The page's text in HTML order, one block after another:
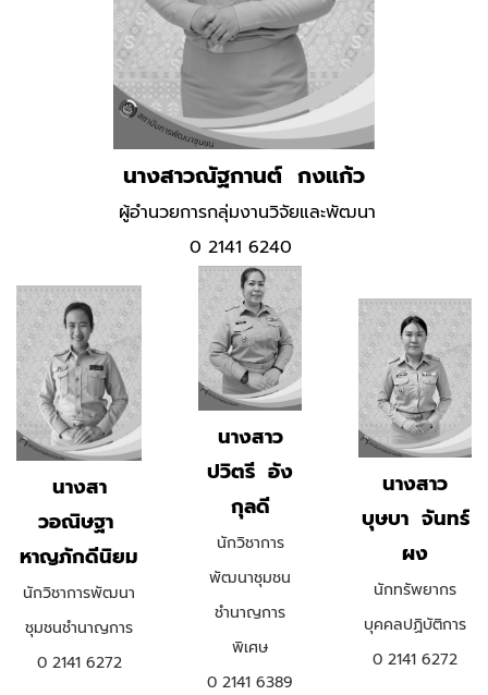
นางสาวณัฐกานต์ กงแก้ว
ผู้อำนวยการกลุ่มงานวิจัยและพัฒนา
0 2141 6240
นางสา
วอณิษฐา
หาญภักดีนิยม
นักวิชาการพัฒนา
ชุมชนชำนาญการ
0 2141 6272
นางสาว
ปวิตรี อัง
กุลดี
นักวิชาการ
พัฒนาชุมชน
ชำนาญการ
พิเศษ
0 2141 6389
นางสาว
บุษบา จันทร์
ผง
นักทรัพยากร
บุคคลปฏิบัติการ
0 2141 6272